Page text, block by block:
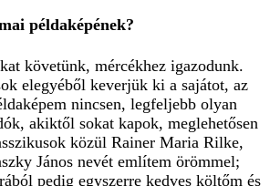
példaképének?
követünk, mércékhez igazodunk.
elegyéből keverjük ki a sajátot, az
nincsen, legfeljebb olyan
akiktől sokat kapok, meglehetősen
közül Rainer Maria Rilke,
János nevét említem örömmel;
pedig egyszerre kedves költőm és